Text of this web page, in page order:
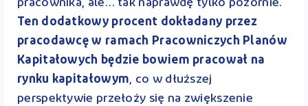
pracownika, ale… tak naprawdę tylko pozornie.
Ten dodatkowy procent dokładany przez
pracodawcę w ramach Pracowniczych Planów
Kapitałowych będzie bowiem pracował na
rynku kapitałowym, co w dłuższej
perspektywie przełoży się na zwiększenie